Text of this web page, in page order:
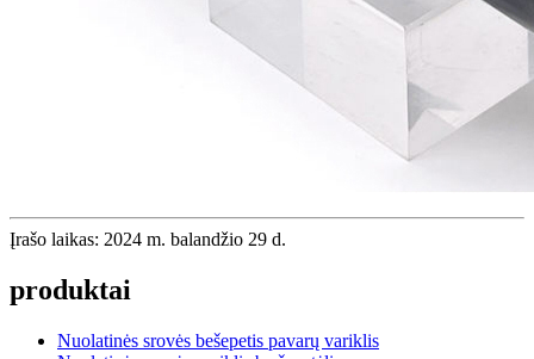
Įrašo laikas: 2024 m. balandžio 29 d.
produktai
Nuolatinės srovės bešepetis pavarų variklis